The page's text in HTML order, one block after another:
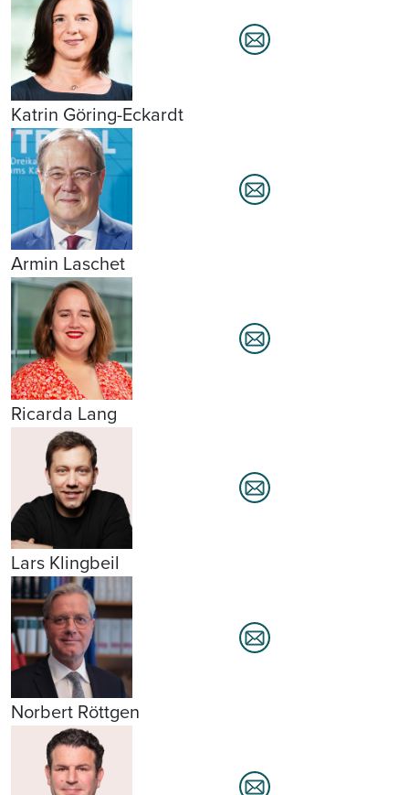
Katrin Göring-Eckardt
Armin Laschet
Ricarda Lang
Lars Klingbeil
Norbert Röttgen